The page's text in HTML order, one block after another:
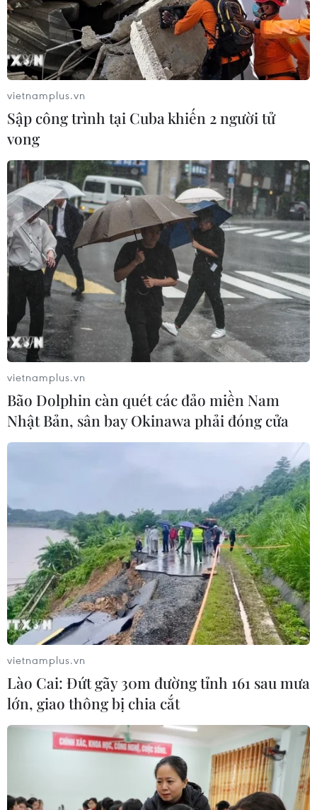
vietnamplus.vn
Sập công trình tại Cuba khiến 2 người tử
vong
vietnamplus.vn
Bão Dolphin càn quét các đảo miền Nam
Nhật Bản, sân bay Okinawa phải đóng cửa
vietnamplus.vn
Lào Cai: Đứt gãy 30m đường tỉnh 161 sau mưa
lớn, giao thông bị chia cắt